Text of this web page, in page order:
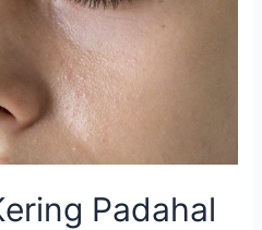
Padahal